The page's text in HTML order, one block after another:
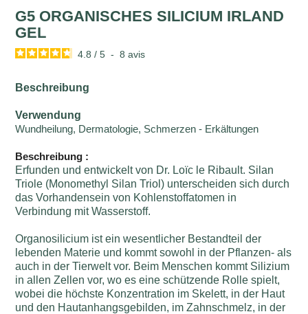
G5 ORGANISCHES SILICIUM IRLAND
GEL
4.8 / 5 - 8avis
Beschreibung
Verwendung
Wundheilung, Dermatologie, Schmerzen - Erkältungen
Beschreibung :
Erfunden und entwickelt von Dr. Loïc le Ribault. Silan
Triole (Monomethyl Silan Triol) unterscheiden sich durch
das Vorhandensein von Kohlenstoffatomen in
Verbindung mit Wasserstoff.
Organosilicium ist ein wesentlicher Bestandteil der
lebenden Materie und kommt sowohl in der Pflanzen- als
auch in der Tierwelt vor. Beim Menschen kommt Silizium
in allen Zellen vor, wo es eine schützende Rolle spielt,
wobei die höchste Konzentration im Skelett, in der Haut
und den Hautanhangsgebilden, im Zahnschmelz, in der